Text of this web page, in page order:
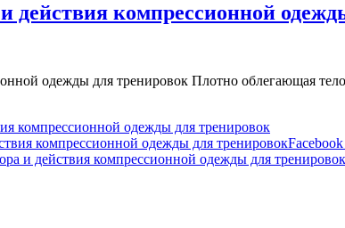
действия компрессионной
одежды для тренировок Плотно облегающая
компрессионной одежды для тренировок
компрессионной одежды для тренировокFacebook
и действия компрессионной одежды для тренировок